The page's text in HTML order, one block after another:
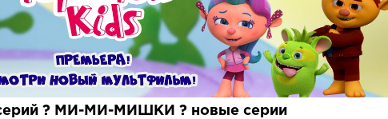
? МИ-МИ-МИШКИ ? новые серии